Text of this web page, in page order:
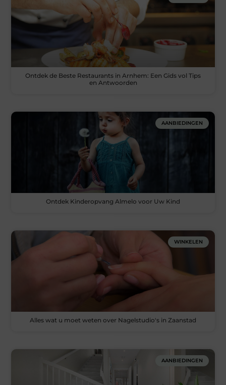
Ontdek de Beste Restaurants in Arnhem: Een Gids vol Tips
en Antwoorden
AANBIEDINGEN
Ontdek Kinderopvang Almelo voor Uw Kind
WINKELEN
Alles wat u moet weten over Nagelstudio's in Zaanstad
AANBIEDINGEN